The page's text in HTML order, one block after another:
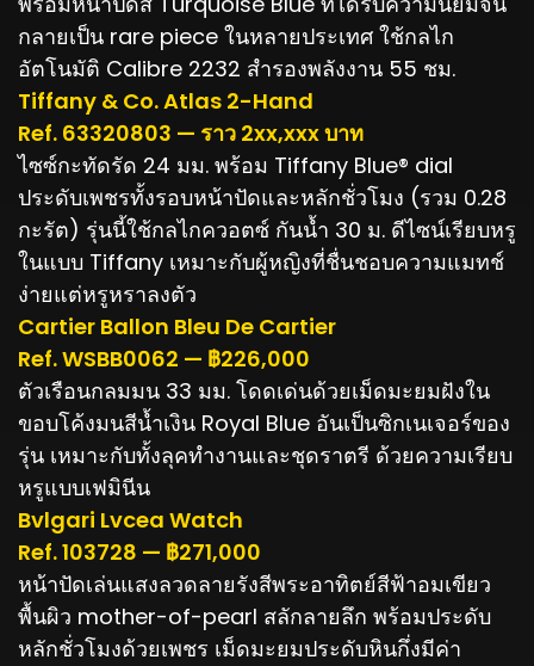
กลายเป็น rare piece ในหลายประเทศ ใช้กลไก
อัตโนมัติ Calibre 2232 สำรองพลังงาน 55 ชม.
Tiffany & Co. Atlas 2-Hand
Ref. 63320803 — ราว 2xx,xxx บาท
ไซซ์กะทัดรัด 24 มม. พร้อม Tiffany Blue® dial
ประดับเพชรทั้งรอบหน้าปัดและหลักชั่วโมง (รวม 0.28
กะรัต) รุ่นนี้ใช้กลไกควอตซ์ กันน้ำ 30 ม. ดีไซน์เรียบหรู
ในแบบ Tiffany เหมาะกับผู้หญิงที่ชื่นชอบความแมทช์
ง่ายแต่หรูหราลงตัว
Cartier Ballon Bleu De Cartier
Ref. WSBB0062 — ฿226,000
ตัวเรือนกลมมน 33 มม. โดดเด่นด้วยเม็ดมะยมฝังใน
ขอบโค้งมนสีน้ำเงิน Royal Blue อันเป็นซิกเนเจอร์ของ
รุ่น เหมาะกับทั้งลุคทำงานและชุดราตรี ด้วยความเรียบ
หรูแบบเฟมินีน
Bvlgari Lvcea Watch
Ref. 103728 — ฿271,000
หน้าปัดเล่นแสงลวดลายรังสีพระอาทิตย์สีฟ้าอมเขียว
พื้นผิว mother-of-pearl สลักลายลึก พร้อมประดับ
หลักชั่วโมงด้วยเพชร เม็ดมะยมประดับหินกึ่งมีค่า